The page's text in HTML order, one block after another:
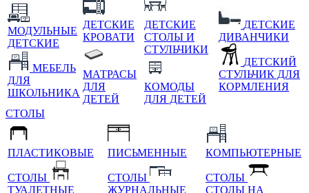
МОДУЛЬНЫЕ
ДЕТСКИЕ
МЕБЕЛЬ
ДЛЯ
ШКОЛЬНИКА
ДЕТСКИЕ
КРОВАТИ
МАТРАСЫ
ДЛЯ
ДЕТЕЙ
ДЕТСКИЕ
СТОЛЫ И
СТУЛЬЧИКИ
КОМОДЫ
ДЛЯ ДЕТЕЙ
ДЕТСКИЕ
ДИВАНЧИКИ
ДЕТСКИЙ
СТУЛЬЧИК ДЛЯ
КОРМЛЕНИЯ
СТОЛЫ
ПЛАСТИКОВЫЕ
СТОЛЫ
ТУАЛЕТНЫЕ
ПИСЬМЕННЫЕ
СТОЛЫ
ЖУРНАЛЬНЫЕ
КОМПЬЮТЕРНЫЕ
СТОЛЫ
СТОЛЫ НА